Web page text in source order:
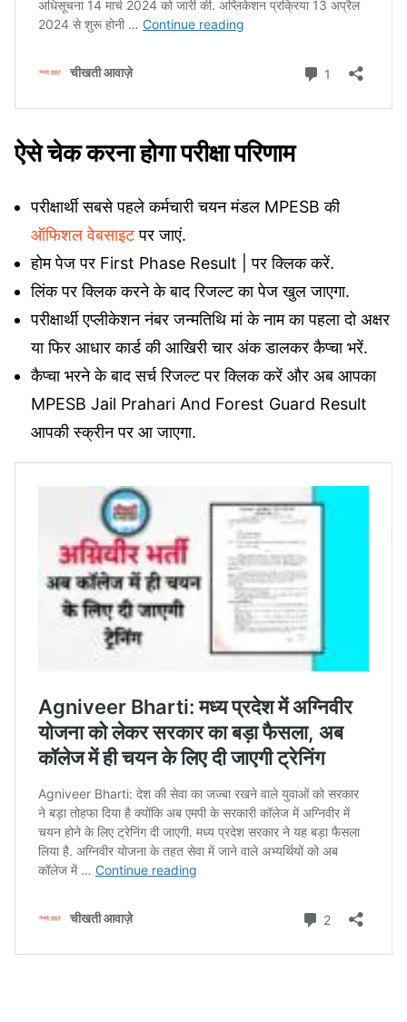
ऐसे चेक करना होगा परीक्षा परिणाम
परीक्षार्थी सबसे पहले कर्मचारी चयन मंडल MPESB की
ऑफिशल वेबसाइटपर जाएं.
होम पेज पर First Phase Result | पर क्लिक करें.
लिंक पर क्लिक करने के बाद रिजल्ट का पेज खुल जाएगा.
परीक्षार्थी एप्लीकेशन नंबर जन्मतिथि मां के नाम का पहला दो अक्षर
या फिर आधार कार्ड की आखिरी चार अंक डालकर कैप्चा भरें.
कैप्चा भरने के बाद सर्च रिजल्ट पर क्लिक करें और अब आपका
MPESB Jail Prahari And Forest Guard Result
आपकी स्क्रीन पर आ जाएगा.